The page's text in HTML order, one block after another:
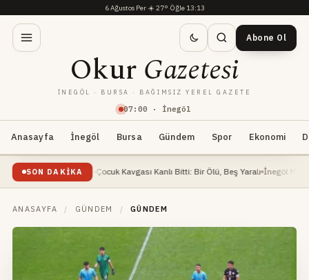
6 Ağustos Per·☀️ 27°·Öğle 13:13
07: 00 · İnegöl
OkurGazetesi
İNEGÖL · BURSA · BAĞIMSIZ YEREL GAZETE
Abone Ol
Anasayfa İnegöl Bursa Gündem Spor Ekonomi
SON DAKIKA
yaralandı Çocuk Kavgası Kanlı Bitti: Bir Ölü, Beş Yaralı İnegöl Millet Bahçesi
ANASAYFA / GÜNDEM / GÜNDEM